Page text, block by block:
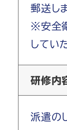
郵送し
※安全
してい
研修内
派遣の